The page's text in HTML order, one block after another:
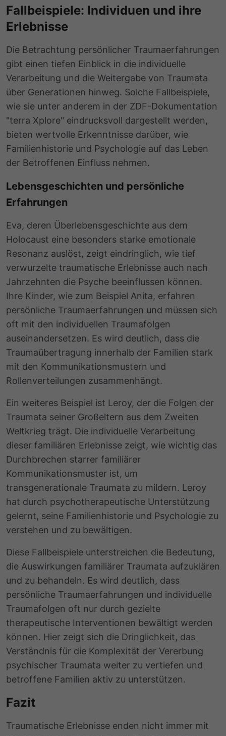
Fallbeispiele: Individuen und ihre
Erlebnisse
Die Betrachtung persönlicher Traumaerfahrungen
gibt einen tiefen Einblick in die individuelle
Verarbeitung und die Weitergabe von Traumata
über Generationen hinweg. Solche Fallbeispiele,
wie sie unter anderem in der ZDF-Dokumentation
"terra Xplore" eindrucksvoll dargestellt werden,
bieten wertvolle Erkenntnisse darüber, wie
Familienhistorie und Psychologie auf das Leben
der Betroffenen Einfluss nehmen.
Lebensgeschichten und persönliche
Erfahrungen
Eva, deren Überlebensgeschichte aus dem
Holocaust eine besonders starke emotionale
Resonanz auslöst, zeigt eindringlich, wie tief
verwurzelte traumatische Erlebnisse auch nach
Jahrzehnten die Psyche beeinflussen können.
Ihre Kinder, wie zum Beispiel Anita, erfahren
persönliche Traumaerfahrungen und müssen sich
oft mit den individuellen Traumafolgen
auseinandersetzen. Es wird deutlich, dass die
Traumaübertragung innerhalb der Familien stark
mit den Kommunikationsmustern und
Rollenverteilungen zusammenhängt.
Ein weiteres Beispiel ist Leroy, der die Folgen der
Traumata seiner Großeltern aus dem Zweiten
Weltkrieg trägt. Die individuelle Verarbeitung
dieser familiären Erlebnisse zeigt, wie wichtig das
Durchbrechen starrer familiärer
Kommunikationsmuster ist, um
transgenerationale Traumata zu mildern. Leroy
hat durch psychotherapeutische Unterstützung
gelernt, seine Familienhistorie und Psychologie zu
verstehen und zu bewältigen.
Diese Fallbeispiele unterstreichen die Bedeutung,
die Auswirkungen familiärer Traumata aufzuklären
und zu behandeln. Es wird deutlich, dass
persönliche Traumaerfahrungen und individuelle
Traumafolgen oft nur durch gezielte
therapeutische Interventionen bewältigt werden
können. Hier zeigt sich die Dringlichkeit, das
Verständnis für die Komplexität der Vererbung
psychischer Traumata weiter zu vertiefen und
betroffene Familien aktiv zu unterstützen.
Fazit
Traumatische Erlebnisse enden nicht immer mit